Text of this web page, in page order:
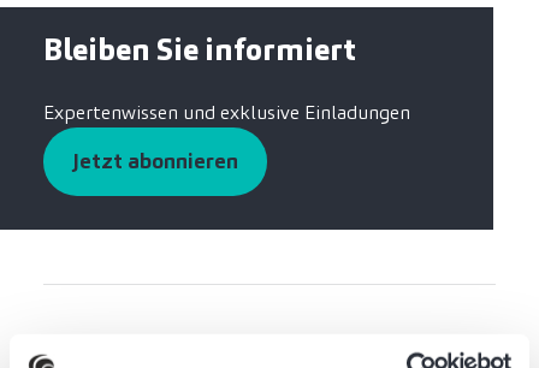
Bleiben Sie informiert
Expertenwissen und exklusive Einladungen
Jetzt abonnieren